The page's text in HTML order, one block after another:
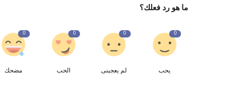
ما هو رد فعلك؟
0
يحب
0
لم يعجبنى
0
الحب
0
مضحك